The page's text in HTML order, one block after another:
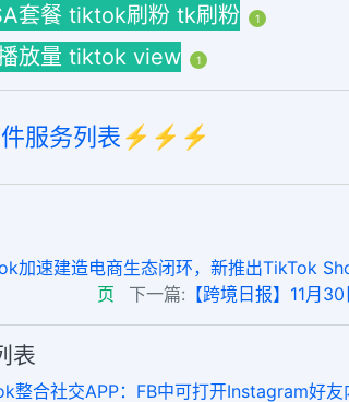
套餐 tiktok刷粉 tk刷粉 1
放量 tiktok view 1
服务列表⚡️⚡️⚡️
加速建造电商生态闭环，新推出TikTok
页
下一篇: 【跨境日报】11月
表
整合社交APP：FB中可打开Instagram好友